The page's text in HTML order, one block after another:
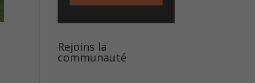
Rejoins la
communauté